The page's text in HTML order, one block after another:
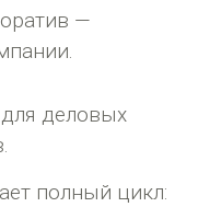
—
деловых
полный цикл: